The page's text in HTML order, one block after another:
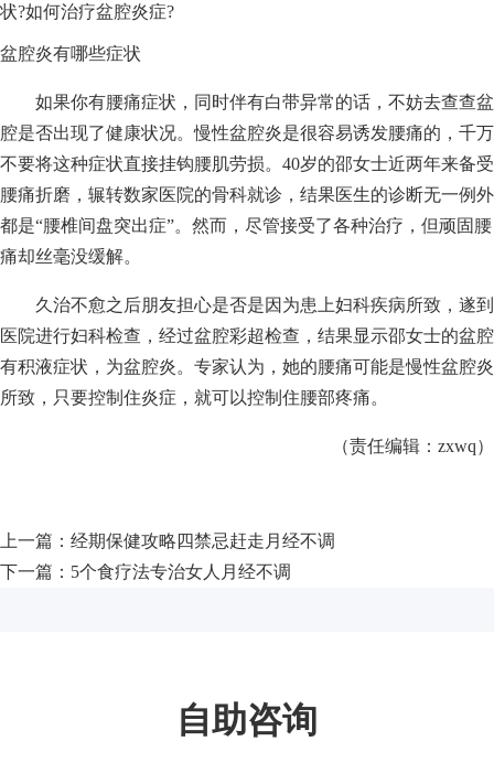
状?如何治疗盆腔炎症?
盆腔炎有哪些症状
如果你有腰痛症状，同时伴有白带异常的话，不妨去查查盆
腔是否出现了健康状况。慢性盆腔炎是很容易诱发腰痛的，千万
不要将这种症状直接挂钩腰肌劳损。40岁的邵女士近两年来备受
腰痛折磨，辗转数家医院的骨科就诊，结果医生的诊断无一例外
都是“腰椎间盘突出症”。然而，尽管接受了各种治疗，但顽固腰
痛却丝毫没缓解。
久治不愈之后朋友担心是否是因为患上妇科疾病所致，遂到
医院进行妇科检查，经过盆腔彩超检查，结果显示邵女士的盆腔
有积液症状，为盆腔炎。专家认为，她的腰痛可能是慢性盆腔炎
所致，只要控制住炎症，就可以控制住腰部疼痛。
（责任编辑：zxwq）
上一篇： 经期保健攻略四禁忌赶走月经不调
下一篇： 5个食疗法专治女人月经不调
自助咨询